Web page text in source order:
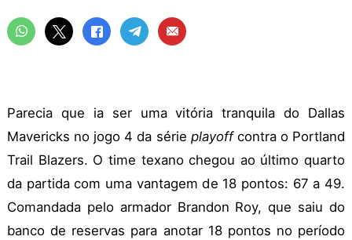
Parecia que ia ser uma vitória tranquila do Dallas
Mavericks no jogo 4 da série playoffcontra o Portland
Trail Blazers. O time texano chegou ao último quarto
da partida com uma vantagem de 18 pontos: 67 a 49.
Comandada pelo armador Brandon Roy, que saiu do
banco de reservas para anotar 18 pontos no período